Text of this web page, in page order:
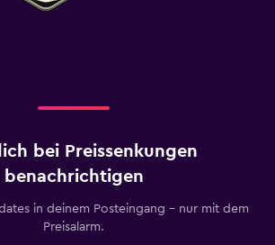
bei Preissenkungen
benachrichtigen
in deinem Posteingang – nur mit dem
Preisalarm.